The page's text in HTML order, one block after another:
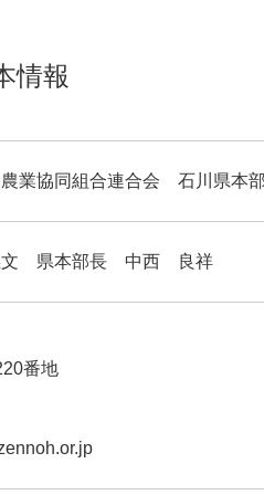
情報
農業協同組合連合会 石川県本
文 県本部長 中西 良祥
番地